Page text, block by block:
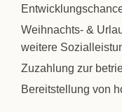
Weihnachts- &
weitere
Zuzahlung zur
Bereitstellung von